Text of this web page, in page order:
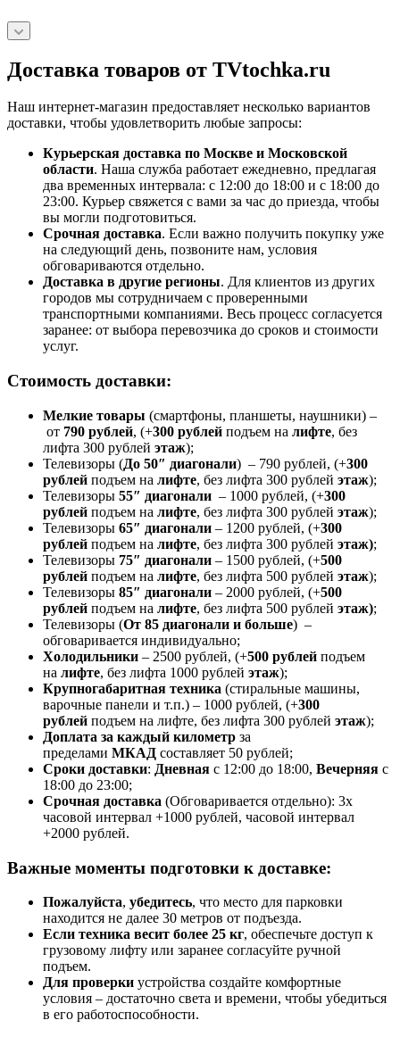
Доставка товаров от TVtochka.ru
Наш интернет-магазин предоставляет несколько вариантов
доставки, чтобы удовлетворить любые запросы:
Курьерская доставка по Москве и Московской
области. Наша служба работает ежедневно, предлагая
два временных интервала: с 12:00 до 18:00 и с 18:00 до
23:00. Курьер свяжется с вами за час до приезда, чтобы
вы могли подготовиться.
Срочная доставка. Если важно получить покупку уже
на следующий день, позвоните нам, условия
обговариваются отдельно.
Доставка в другие регионы. Для клиентов из других
городов мы сотрудничаем с проверенными
транспортными компаниями. Весь процесс согласуется
заранее: от выбора перевозчика до сроков и стоимости
услуг.
Стоимость доставки:
Мелкие товары (смартфоны, планшеты, наушники) –
от 790 рублей, (+300 рублей подъем на лифте, без
лифта 300 рублей этаж);
Телевизоры (До 50″ диагонали) – 790 рублей, (+300
рублей подъем на лифте, без лифта 300 рублей этаж);
Телевизоры 55″ диагонали – 1000 рублей, (+300
рублей подъем на лифте, без лифта 300 рублей этаж);
Телевизоры 65″ диагонали – 1200 рублей, (+300
рублей подъем на лифте, без лифта 300 рублей этаж);
Телевизоры 75″ диагонали – 1500 рублей, (+500
рублей подъем на лифте, без лифта 500 рублей этаж);
Телевизоры 85″ диагонали – 2000 рублей, (+500
рублей подъем на лифте, без лифта 500 рублей этаж);
Телевизоры (От 85 диагонали и больше) –
обговаривается индивидуально;
Холодильники – 2500 рублей, (+500 рублей подъем
на лифте, без лифта 1000 рублей этаж);
Крупногабаритная техника (стиральные машины,
варочные панели и т.п.) – 1000 рублей, (+300
рублей подъем на лифте, без лифта 300 рублей этаж);
Доплата за каждый километр за
пределами МКАД составляет 50 рублей;
Сроки доставки: Дневная с 12:00 до 18:00, Вечерняя с
18:00 до 23:00;
Срочная доставка (Обговаривается отдельно): 3х
часовой интервал +1000 рублей, часовой интервал
+2000 рублей.
Важные моменты подготовки к доставке:
Пожалуйста, убедитесь, что место для парковки
находится не далее 30 метров от подъезда.
Если техника весит более 25 кг, обеспечьте доступ к
грузовому лифту или заранее согласуйте ручной
подъем.
Для проверки устройства создайте комфортные
условия – достаточно света и времени, чтобы убедиться
в его работоспособности.